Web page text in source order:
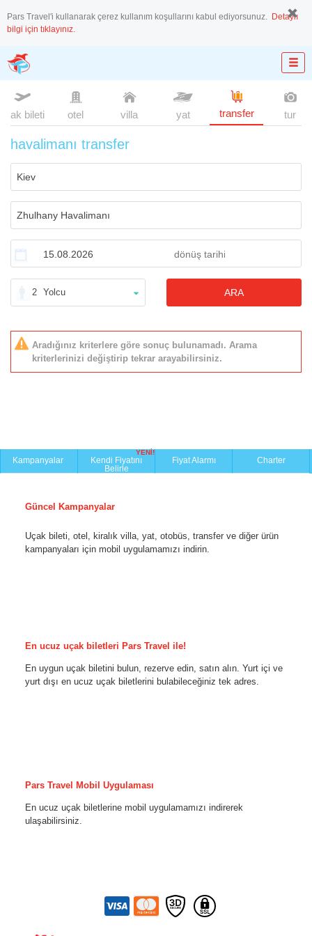
Pars Travel'i kullanarak çerez kullanım koşullarını kabul ediyorsunuz. Detaylı
bilgi için tıklayınız.
uçak bileti otel villa yat transfer tur
havalimanı transfer
2 Yolcu ARA
Aradığınız kriterlere göre sonuç bulunamadı. Arama
kriterlerinizi değiştirip tekrar arayabilirsiniz.
Kampanyalar
Kendi Fiyatını
Belirle
YENİ!
Fiyat Alarmı Charter
Güncel Kampanyalar
Uçak bileti, otel, kiralık villa, yat, otobüs, transfer ve diğer ürün
kampanyaları için mobil uygulamamızı indirin.
En ucuz uçak biletleri Pars Travel ile!
En uygun uçak biletini bulun, rezerve edin, satın alın. Yurt içi ve
yurt dışı en ucuz uçak biletlerini bulabileceğiniz tek adres.
Pars Travel Mobil Uygulaması
En ucuz uçak biletlerine mobil uygulamamızı indirerek
ulaşabilirsiniz.